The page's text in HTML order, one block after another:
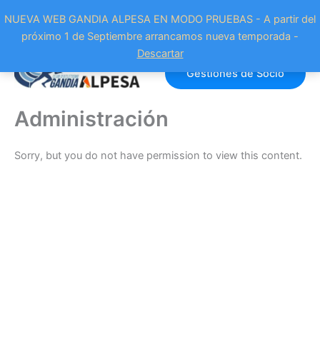
NUEVA WEB GANDIA ALPESA EN MODO PRUEBAS - A partir del
próximo 1 de Septiembre arrancamos nueva temporada -
Descartar
contenido
Gestiones de Socio
Administración
Sorry, but you do not have permission to view this content.